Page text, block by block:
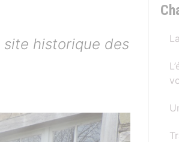
site historique des